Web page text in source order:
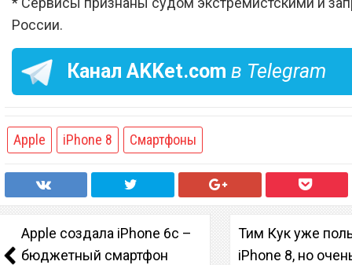
России.
Канал AKKet.com в Telegram
Apple iPhone 8 Смартфоны
Apple создала iPhone 6c –
бюджетный смартфон
Тим Кук уже
iPhone 8, но